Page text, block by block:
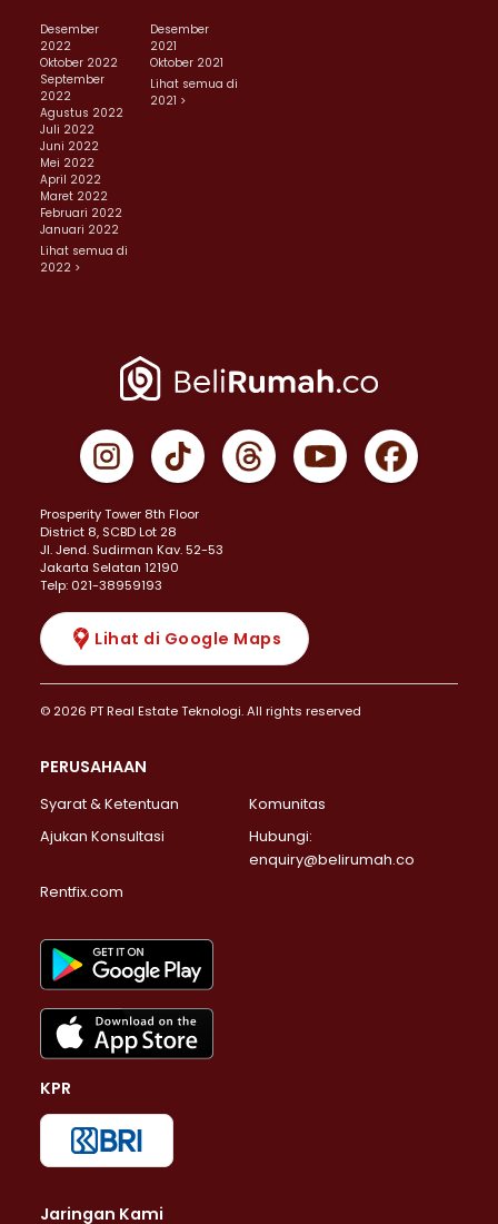
Desember
2022
Oktober 2022
September
2022
Agustus 2022
Juli 2022
Juni 2022
Mei 2022
April 2022
Maret 2022
Februari 2022
Januari 2022
Lihat semua di
2022 >
Desember
2021
Oktober 2021
Lihat semua di
2021 >
Prosperity Tower 8th Floor
District 8, SCBD Lot 28
JI. Jend. Sudirman Kav. 52-53
Jakarta Selatan 12190
Telp: 021-38959193
Lihat di Google Maps
© 2026 PT Real Estate Teknologi. All rights reserved
PERUSAHAAN
Syarat & Ketentuan
Komunitas
Ajukan Konsultasi
Hubungi:
enquiry@belirumah.co
Rentfix.com
KPR
Jaringan Kami